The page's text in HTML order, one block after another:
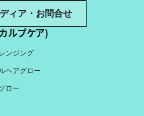
ィア・お問合せ
ルプケア)
ンジング
ヘアグロー
ロー